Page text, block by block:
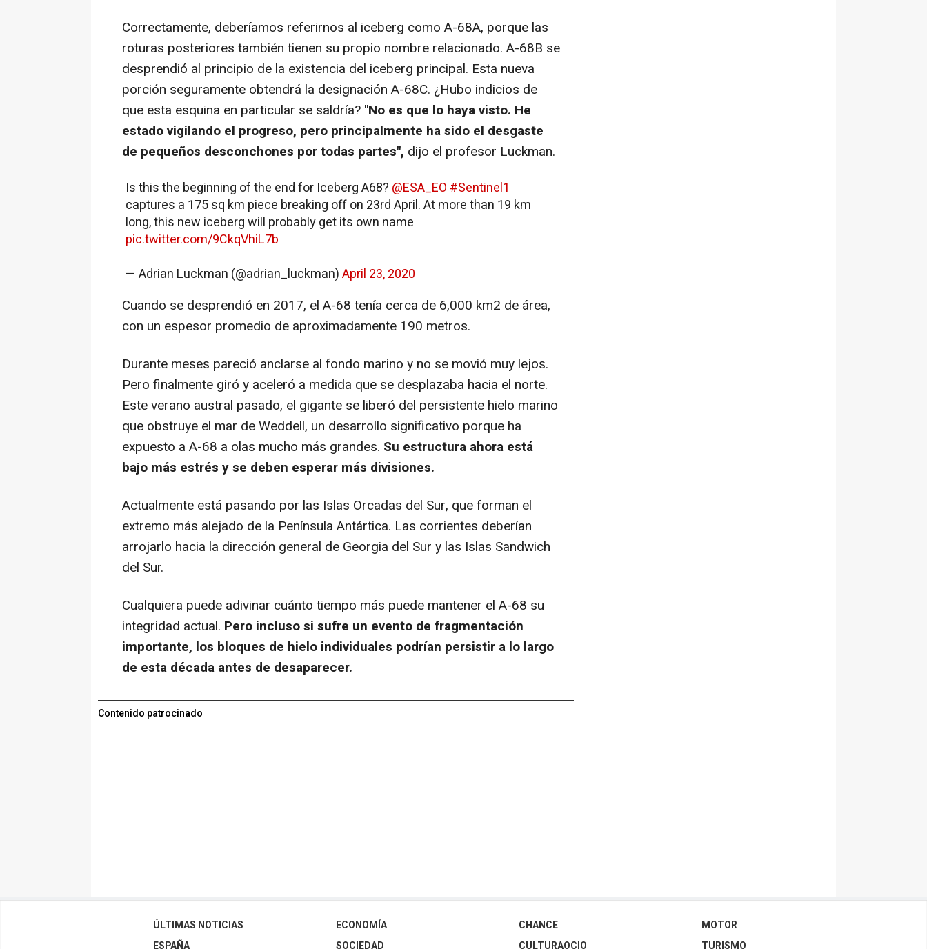
Correctamente, deberíamos referirnos al iceberg como A-68A, porque las
roturas posteriores también tienen su propio nombre relacionado. A-68B se
desprendió al principio de la existencia del iceberg principal. Esta nueva
porción seguramente obtendrá la designación A-68C. ¿Hubo indicios de
que esta esquina en particular se saldría? "No es que lo haya visto. He
estado vigilando el progreso, pero principalmente ha sido el desgaste
de pequeños desconchones por todas partes", dijo el profesor Luckman.
Is this the beginning of the end for Iceberg A68? @ESA_EO #Sentinel1
captures a 175 sq km piece breaking off on 23rd April. At more than 19 km
long, this new iceberg will probably get its own name
pic.twitter.com/9CkqVhiL7b
— Adrian Luckman (@adrian_luckman)April 23, 2020
Cuando se desprendió en 2017, el A-68 tenía cerca de 6,000 km2 de área,
con un espesor promedio de aproximadamente 190 metros.
Durante meses pareció anclarse al fondo marino y no se movió muy lejos.
Pero finalmente giró y aceleró a medida que se desplazaba hacia el norte.
Este verano austral pasado, el gigante se liberó del persistente hielo marino
que obstruye el mar de Weddell, un desarrollo significativo porque ha
expuesto a A-68 a olas mucho más grandes. Su estructura ahora está
bajo más estrés y se deben esperar más divisiones.
Actualmente está pasando por las Islas Orcadas del Sur, que forman el
extremo más alejado de la Península Antártica. Las corrientes deberían
arrojarlo hacia la dirección general de Georgia del Sur y las Islas Sandwich
del Sur.
Cualquiera puede adivinar cuánto tiempo más puede mantener el A-68 su
integridad actual. Pero incluso si sufre un evento de fragmentación
importante, los bloques de hielo individuales podrían persistir a lo largo
de esta década antes de desaparecer.
Contenido patrocinado
ÚLTIMAS NOTICIAS
ESPAÑA
ECONOMÍA
SOCIEDAD
CHANCE
CULTURAOCIO
MOTOR
TURISMO